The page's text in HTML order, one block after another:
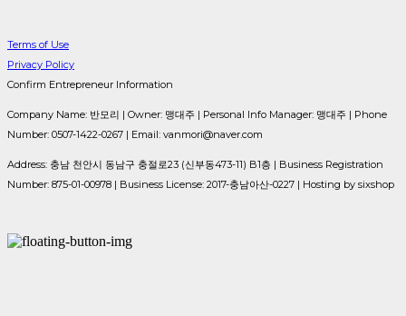
Terms of Use
Privacy Policy
Confirm Entrepreneur Information
Company Name: 반모리 | Owner: 맹대주 | Personal Info Manager: 맹대주 | Phone
Number: 0507-1422-0267 | Email: vanmori@naver.com
Address: 충남 천안시 동남구 충절로23 (신부동473-11) B1층 | Business Registration
Number: 875-01-00978 | Business License: 2017-충남아산-0227 | Hosting by sixshop